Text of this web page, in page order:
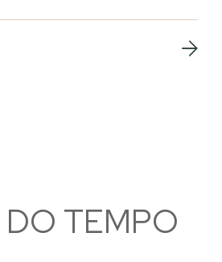
TEMPO